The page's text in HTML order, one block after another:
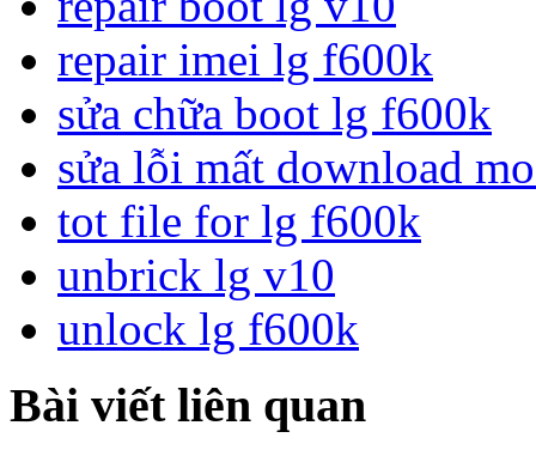
repair imei lg f600k
sửa chữa boot lg f600k
sửa lỗi mất download
tot file for lg f600k
unbrick lg v10
unlock lg f600k
Bài viết liên quan